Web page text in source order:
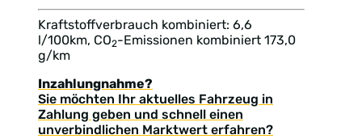
Kraftstoffverbrauch kombiniert: 6,6
l/100km, CO2-Emissionen kombiniert 173,0
g/km
Inzahlungnahme?
Sie möchten Ihr aktuelles Fahrzeug in
Zahlung geben und schnell einen
unverbindlichen Marktwert erfahren?